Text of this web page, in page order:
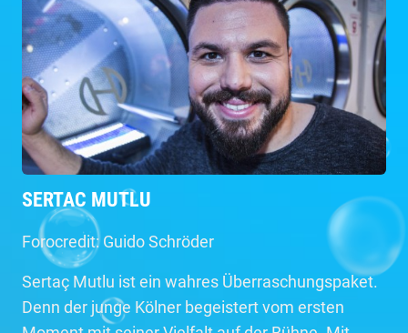
SERTAC MUTLU
Forocredit: Guido Schröder
Sertaç Mutlu ist ein wahres Überraschungspaket.
Denn der junge Kölner begeistert vom ersten